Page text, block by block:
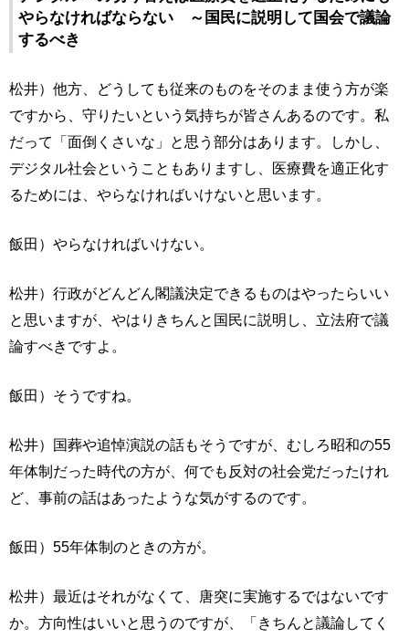
やらなければならない ～国民に説明して国会で議論
するべき
松井）他方、どうしても従来のものをそのまま使う方が楽
ですから、守りたいという気持ちが皆さんあるのです。私
だって「面倒くさいな」と思う部分はあります。しかし、
デジタル社会ということもありますし、医療費を適正化す
るためには、やらなければいけないと思います。
飯田）やらなければいけない。
松井）行政がどんどん閣議決定できるものはやったらいい
と思いますが、やはりきちんと国民に説明し、立法府で議
論すべきですよ。
飯田）そうですね。
松井）国葬や追悼演説の話もそうですが、むしろ昭和の55
年体制だった時代の方が、何でも反対の社会党だったけれ
ど、事前の話はあったような気がするのです。
飯田）55年体制のときの方が。
松井）最近はそれがなくて、唐突に実施するではないです
か。方向性はいいと思うのですが、「きちんと議論してく